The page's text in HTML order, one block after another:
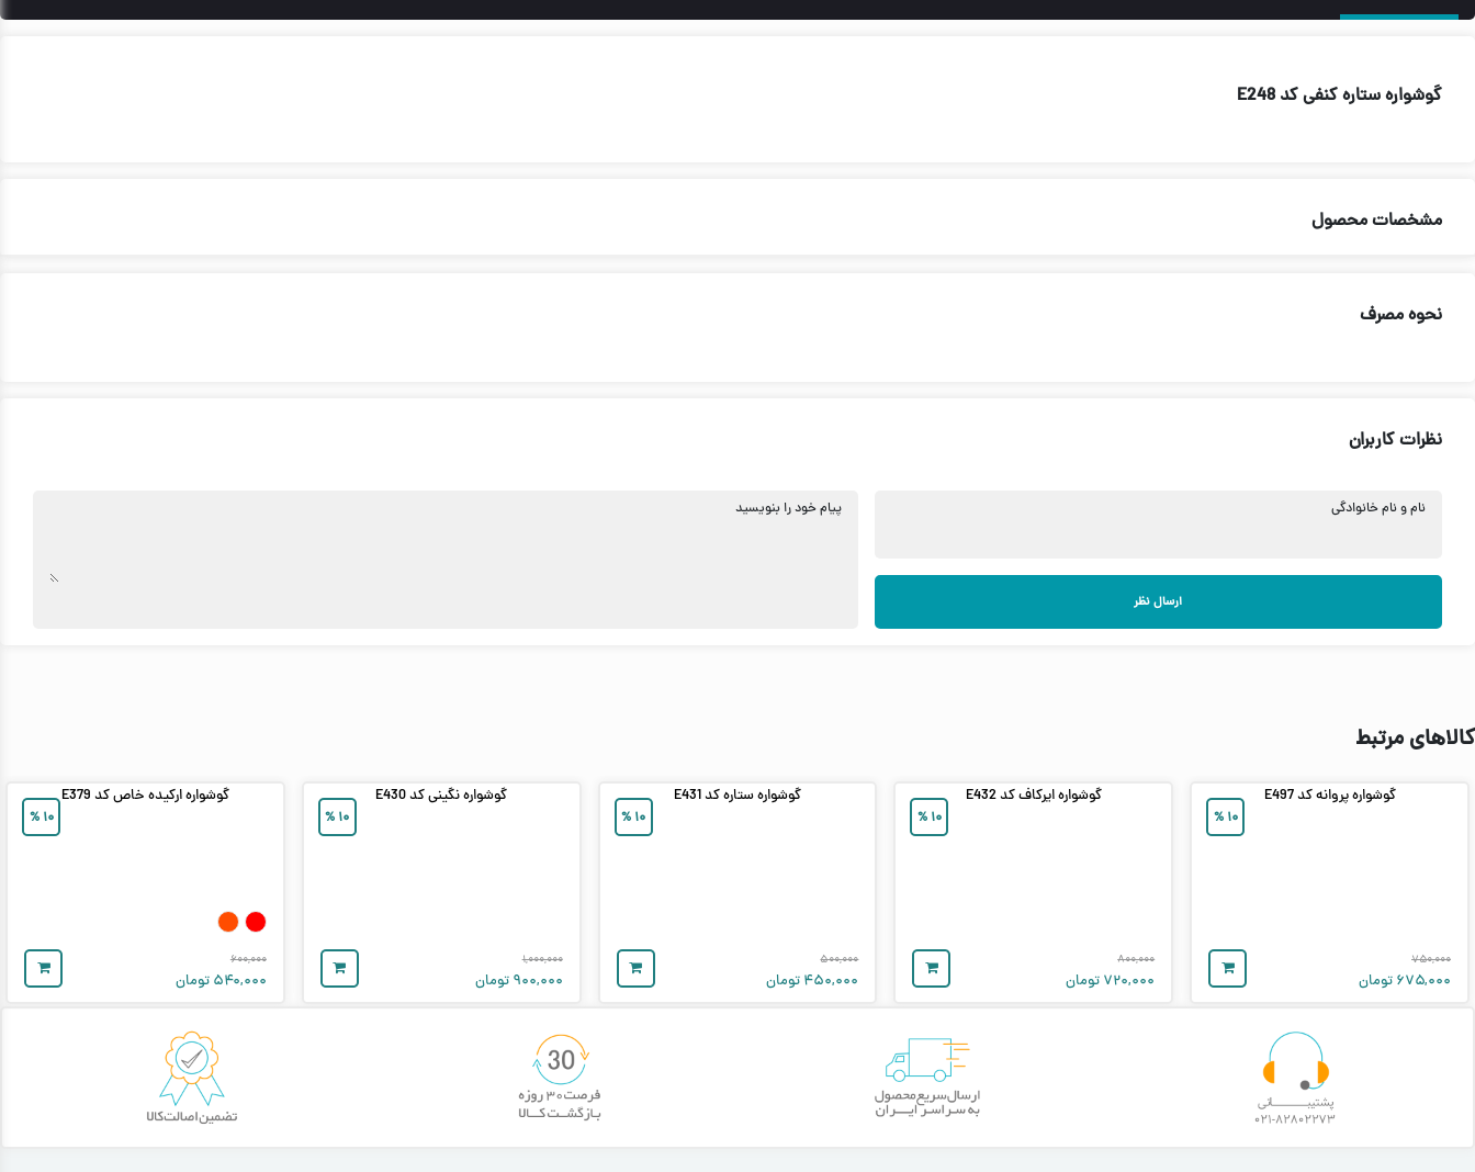
گوشواره ستاره کنفی کد E248
مشخصات محصول
نحوه مصرف
نظرات کاربران
نام و نام خانوادگی
ارسال نظر
پیام خود را بنویسید
کالاهای مرتبط
۱۰ %
گوشواره پروانه کد E497
۷۵۰,۰۰۰
۶۷۵,۰۰۰ تومان
۱۰ %
گوشواره ایرکاف کد E432
۸۰۰,۰۰۰
۷۲۰,۰۰۰ تومان
۱۰ %
گوشواره ستاره کد E431
۵۰۰,۰۰۰
۴۵۰,۰۰۰ تومان
۱۰ %
گوشواره نگینی کد E430
۱,۰۰۰,۰۰۰
۹۰۰,۰۰۰ تومان
۱۰ %
گوشواره ارکیده خاص کد E379
۶۰۰,۰۰۰
۵۴۰,۰۰۰ تومان